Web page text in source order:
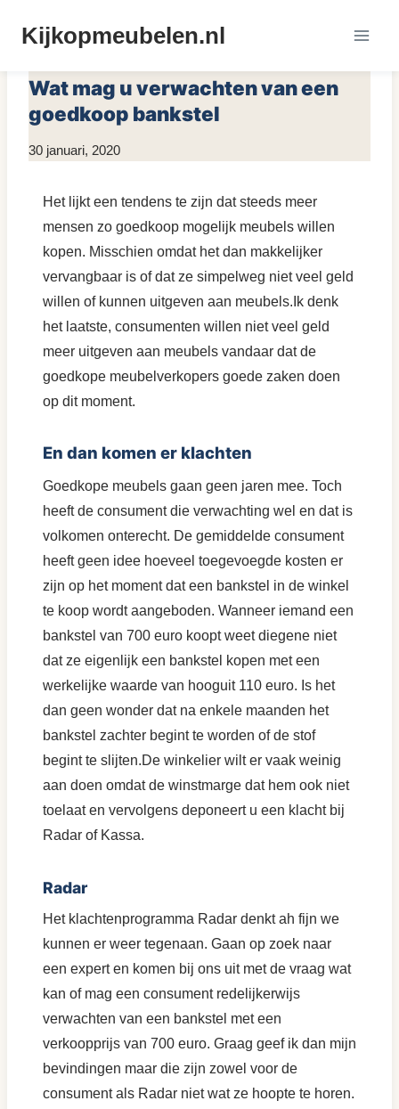
naarKijkopmeubelen.nl
Wat mag u verwachten van een
goedkoop bankstel
Door
30 januari, 2020
Het lijkt een tendens te zijn dat steeds meer
mensen zo goedkoop mogelijk meubels willen
kopen. Misschien omdat het dan makkelijker
vervangbaar is of dat ze simpelweg niet veel geld
willen of kunnen uitgeven aan meubels.Ik denk
het laatste, consumenten willen niet veel geld
meer uitgeven aan meubels vandaar dat de
goedkope meubelverkopers goede zaken doen
op dit moment.
En dan komen er klachten
Goedkope meubels gaan geen jaren mee. Toch
heeft de consument die verwachting wel en dat is
volkomen onterecht. De gemiddelde consument
heeft geen idee hoeveel toegevoegde kosten er
zijn op het moment dat een bankstel in de winkel
te koop wordt aangeboden. Wanneer iemand een
bankstel van 700 euro koopt weet diegene niet
dat ze eigenlijk een bankstel kopen met een
werkelijke waarde van hooguit 110 euro. Is het
dan geen wonder dat na enkele maanden het
bankstel zachter begint te worden of de stof
begint te slijten.De winkelier wilt er vaak weinig
aan doen omdat de winstmarge dat hem ook niet
toelaat en vervolgens deponeert u een klacht bij
Radar of Kassa.
Radar
Het klachtenprogramma Radar denkt ah fijn we
kunnen er weer tegenaan. Gaan op zoek naar
een expert en komen bij ons uit met de vraag wat
kan of mag een consument redelijkerwijs
verwachten van een bankstel met een
verkoopprijs van 700 euro. Graag geef ik dan mijn
bevindingen maar die zijn zowel voor de
consument als Radar niet wat ze hoopte te horen.